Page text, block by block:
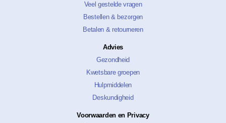
Veel gestelde vragen
Bestellen & bezorgen
Betalen & retourneren
Advies
Gezondheid
Kwetsbare groepen
Hulpmiddelen
Deskundigheid
Voorwaarden en Privacy